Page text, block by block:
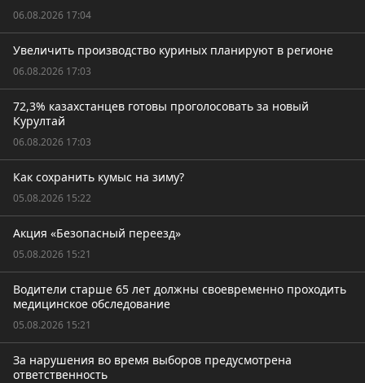
06.08.2026 17:04
Увеличить производство куриных планируют в регионе
06.08.2026 17:03
72,3% казахстанцев готовы проголосовать за новый
Курултай
06.08.2026 17:03
Как сохранить кумыс на зиму?
05.08.2026 15:22
Акция «Безопасный переезд»
05.08.2026 15:21
Водители старше 65 лет должны своевременно проходить
медицинское обследование
05.08.2026 15:21
За нарушения во время выборов предусмотрена
ответственность